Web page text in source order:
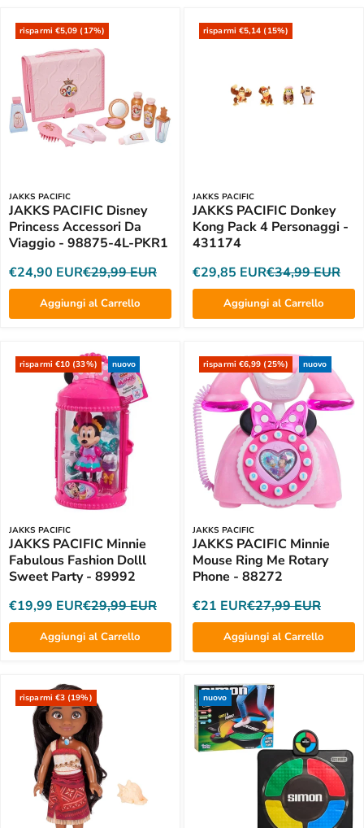
risparmi €5,09 (17%)
JAKKS PACIFIC
JAKKS PACIFIC Disney
Princess Accessori Da
Viaggio - 98875-4L-PKR1
€24,90 EUR€29,99 EUR
Aggiungi al Carrello
risparmi €5,14 (15%)
JAKKS PACIFIC
JAKKS PACIFIC Donkey
Kong Pack 4 Personaggi -
431174
€29,85 EUR€34,99 EUR
Aggiungi al Carrello
risparmi €10 (33%) nuovo
JAKKS PACIFIC
JAKKS PACIFIC Minnie
Fabulous Fashion Dolll
Sweet Party - 89992
€19,99 EUR€29,99 EUR
Aggiungi al Carrello
risparmi €6,99 (25%) nuovo
JAKKS PACIFIC
JAKKS PACIFIC Minnie
Mouse Ring Me Rotary
Phone - 88272
€21 EUR€27,99 EUR
Aggiungi al Carrello
risparmi €3 (19%) nuovo